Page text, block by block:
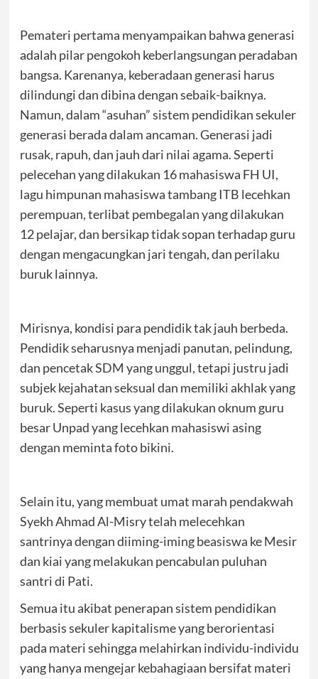
Pemateri pertama menyampaikan bahwa generasi
adalah pilar pengokoh keberlangsungan peradaban
bangsa. Karenanya, keberadaan generasi harus
dilindungi dan dibina dengan sebaik-baiknya.
Namun, dalam “asuhan” sistem pendidikan sekuler
generasi berada dalam ancaman. Generasi jadi
rusak, rapuh, dan jauh dari nilai agama. Seperti
pelecehan yang dilakukan 16 mahasiswa FH UI,
lagu himpunan mahasiswa tambang ITB lecehkan
perempuan, terlibat pembegalan yang dilakukan
12 pelajar, dan bersikap tidak sopan terhadap guru
dengan mengacungkan jari tengah, dan perilaku
buruk lainnya.
Mirisnya, kondisi para pendidik tak jauh berbeda.
Pendidik seharusnya menjadi panutan, pelindung,
dan pencetak SDM yang unggul, tetapi justru jadi
subjek kejahatan seksual dan memiliki akhlak yang
buruk. Seperti kasus yang dilakukan oknum guru
besar Unpad yang lecehkan mahasiswi asing
dengan meminta foto bikini.
Selain itu, yang membuat umat marah pendakwah
Syekh Ahmad Al-Misry telah melecehkan
santrinya dengan diiming-iming beasiswa ke Mesir
dan kiai yang melakukan pencabulan puluhan
santri di Pati.
Semua itu akibat penerapan sistem pendidikan
berbasis sekuler kapitalisme yang berorientasi
pada materi sehingga melahirkan individu-individu
yang hanya mengejar kebahagiaan bersifat materi